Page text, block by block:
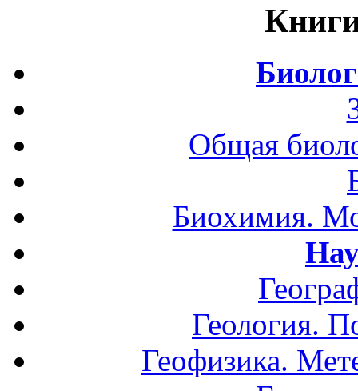
Общая
Биохимия.
Геология.
Геофизика.